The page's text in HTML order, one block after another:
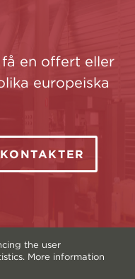
the user
More information
en offert eller
europeiska
KONTAKTER